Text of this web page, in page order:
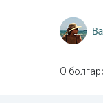
О